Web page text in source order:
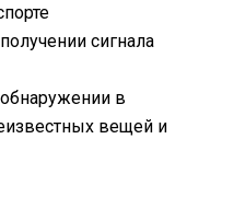
сигнала
в
вещей и